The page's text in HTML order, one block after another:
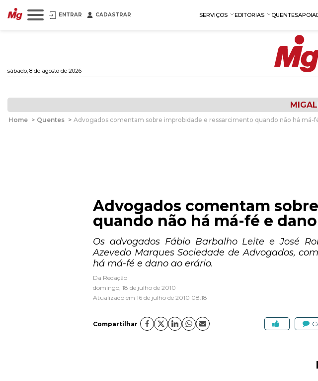
ENTRAR CADASTRAR SERVIÇOS EDITORIAS QUENTES
sábado, 8 de agosto de 2026
Home > Quentes > Advogados comentam sobre improbidade e ressarcimento quando não há má-
Advogados comentam
quando não há má-fé e
Os advogados Fábio Barbalho Leite e José
Azevedo Marques Sociedade de Advogados,
há má-fé e dano ao erário.
Da Redação
domingo, 18 de julho de 2010
Atualizado em 16 de julho de 2010 08:18
Compartilhar